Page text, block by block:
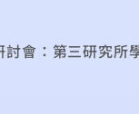
討會：第三研究所